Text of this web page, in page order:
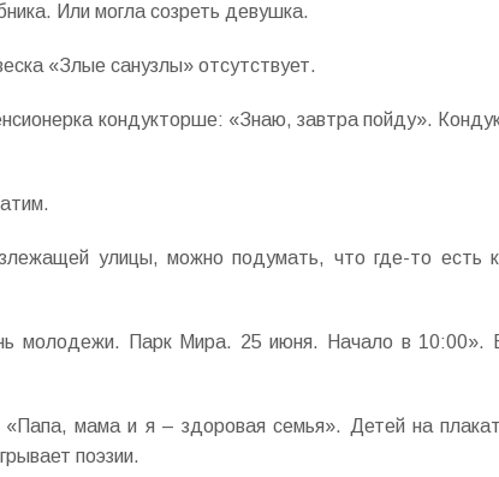
Или могла созреть девушка.
«Злые санузлы» отсутствует.
кондукторше: «Знаю, завтра пойду».
улицы, можно подумать, что где-то есть
молодежи. Парк Мира. 25 июня. Начало в 10:00».
«Папа, мама и я – здоровая семья». Детей на
поэзии.